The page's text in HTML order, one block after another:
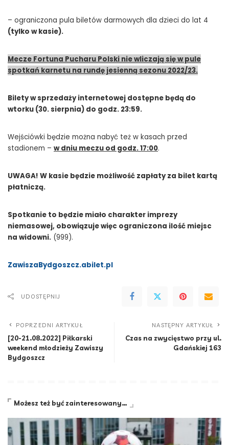
– ograniczona pula biletów darmowych dla dzieci do lat 4
(tylko w kasie).
Mecze Fortuna Pucharu Polski nie wliczają się w pule
spotkań karnetu na rundę jesienną sezonu 2022/23.
Bilety w sprzedaży internetowej dostępne będą do
wtorku (30. sierpnia) do godz. 23:59.
Wejściówki będzie można nabyć też w kasach przed
stadionem – w dniu meczu od godz. 17:00.
UWAGA! W kasie będzie możliwość zapłaty za bilet kartą
płatniczą.
Spotkanie to będzie miało charakter imprezy
niemasowej, obowiązuje więc ograniczona ilość miejsc
na widowni. (999).
ZawiszaBydgoszcz.abilet.pl
UDOSTĘPNIJ
POPRZEDNI ARTYKUŁ
[20-21.08.2022] Piłkarski
weekend młodzieży Zawiszy
Bydgoszcz
NASTĘPNY ARTYKUŁ
Czas na zwycięstwo przy ul.
Gdańskiej 163
Możesz też być zainteresowany…